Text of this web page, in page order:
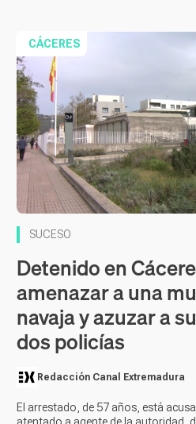
CÁCERES
SUCESO
Detenido en
amenazar a una
navaja y azuzar a
dos policías
Redacción Canal Extremadura
El arrestado, de 57 años, está
atentado a agente de la autoridad,